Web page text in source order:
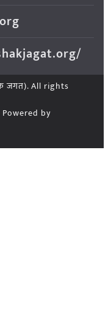
जगत). All rights
by